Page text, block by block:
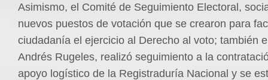
Asimismo, el Comité de Seguimiento Electoral,
nuevos puestos de votación que se crearon para
ciudadanía el ejercicio al Derecho al voto; también
Andrés Rugeles, realizó seguimiento a la
apoyo logístico de la Registraduría Nacional y se